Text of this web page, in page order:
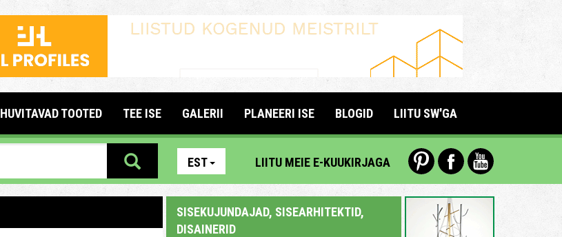
HUVITAVAD TOOTED TEE ISE GALERII PLANEERI ISE BLOGID LIITU SW'GA
EST LIITU MEIE E-KUUKIRJAGA
SISEKUJUNDAJAD, SISEARHITEKTID,
DISAINERID